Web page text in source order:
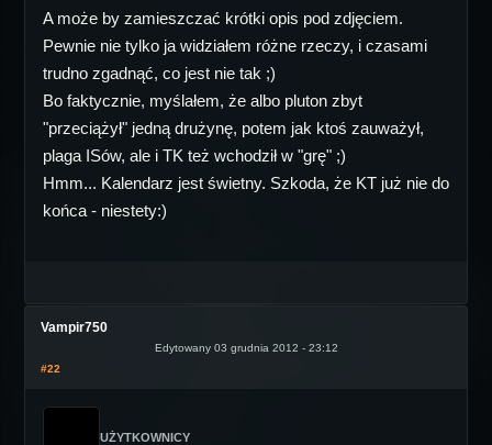
A może by zamieszczać krótki opis pod zdjęciem.
Pewnie nie tylko ja widziałem różne rzeczy, i czasami
trudno zgadnąć, co jest nie tak ;)
Bo faktycznie, myślałem, że albo pluton zbyt
"przeciążył" jedną drużynę, potem jak ktoś zauważył,
plaga ISów, ale i TK też wchodził w "grę" ;)
Hmm... Kalendarz jest świetny. Szkoda, że KT już nie do
końca - niestety:)
Vampir750
Edytowany 03 grudnia 2012 - 23:12
#22
UŻYTKOWNICY